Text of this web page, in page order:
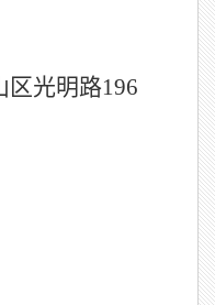
区光明路196